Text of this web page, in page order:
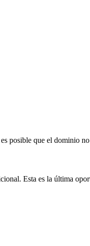
posible que el dominio
. Esta es la última